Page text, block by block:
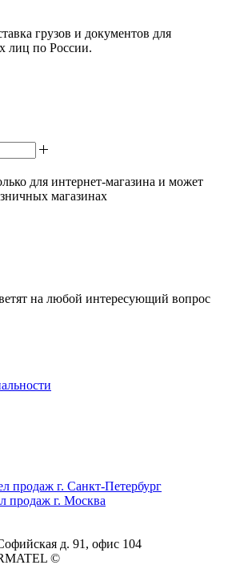
грузов и документов для
лиц по России.
для интернет-магазина и может
магазинах
на любой интересующий вопрос
продаж г. Санкт-Петербург
продаж г. Москва
д. 91, офис 104
©